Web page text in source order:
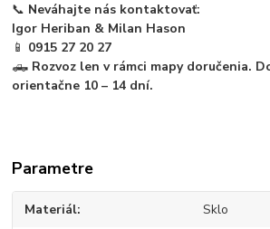
📞 Neváhajte nás kontaktovať:
Igor Heriban & Milan Hason
📱 0915 27 20 27
🛻 Rozvoz len v rámci mapy doručenia.
orientačne 10 – 14 dní.
Parametre
Materiál Sklo